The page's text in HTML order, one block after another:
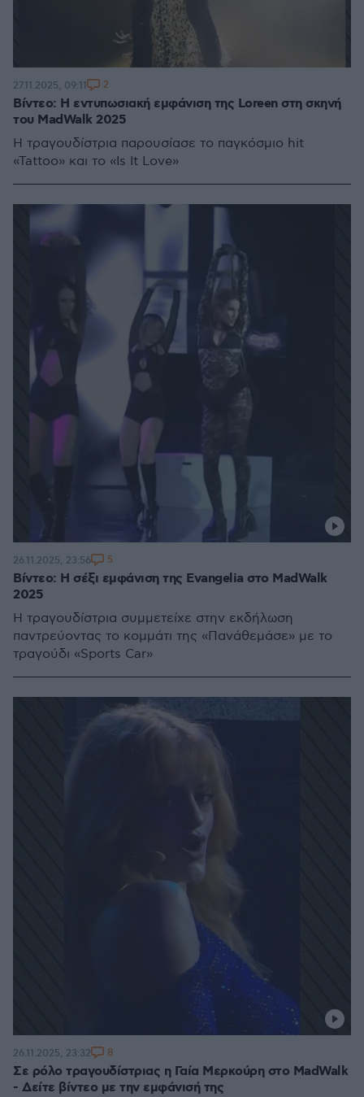
Βίντεο: Η εντυπωσιακή εμφάνιση της Loreen στη σκηνή
του MadWalk 2025
Η τραγουδίστρια παρουσίασε το παγκόσμιο hit
«Tattoo» και το «Is It Love»
27.11.2025, 09:11 2
Βίντεο: Η σέξι εμφάνιση της Evangelia στο MadWalk
2025
Η τραγουδίστρια συμμετείχε στην εκδήλωση
παντρεύοντας το κομμάτι της «Πανάθεμάσε» με το
τραγούδι «Sports Car»
26.11.2025, 23:56 5
Σε ρόλο τραγουδίστριας η Γαία Μερκούρη στο MadWalk
- Δείτε βίντεο με την εμφάνισή της
26.11.2025, 23:32 8